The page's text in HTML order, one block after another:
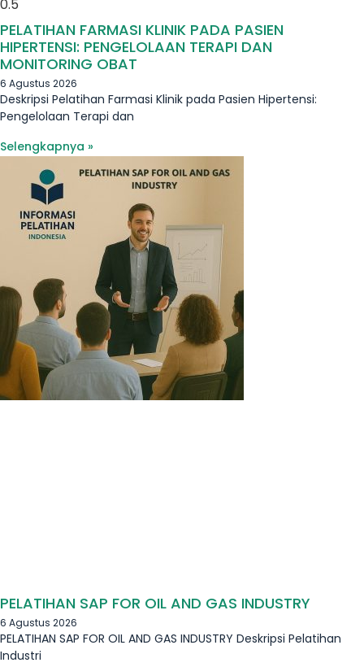
PELATIHAN FARMASI KLINIK PADA PASIEN
HIPERTENSI: PENGELOLAAN TERAPI DAN
MONITORING OBAT
6 Agustus 2026
Deskripsi Pelatihan Farmasi Klinik pada Pasien Hipertensi:
Pengelolaan Terapi dan
Selengkapnya »
PELATIHAN SAP FOR OIL AND GAS INDUSTRY
6 Agustus 2026
PELATIHAN SAP FOR OIL AND GAS INDUSTRY Deskripsi Pelatihan
Industri